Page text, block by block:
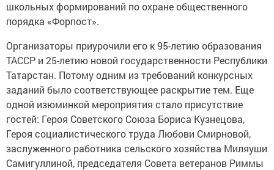
школьных формирований по охране общественного
порядка «Форпост».
Организаторы приурочили его к 95-летию образования
ТАССР и 25-летию новой государственности Республики
Татарстан. Потому одним из требований конкурсных
заданий было соответствующее раскрытие тем. Еще
одной изюминкой мероприятия стало присутствие
гостей: Героя Советского Союза Бориса Кузнецова,
Героя социалистического труда Любови Смирновой,
заслуженного работника сельского хозяйства Миляуши
Самигуллиной, председателя Совета ветеранов Риммы